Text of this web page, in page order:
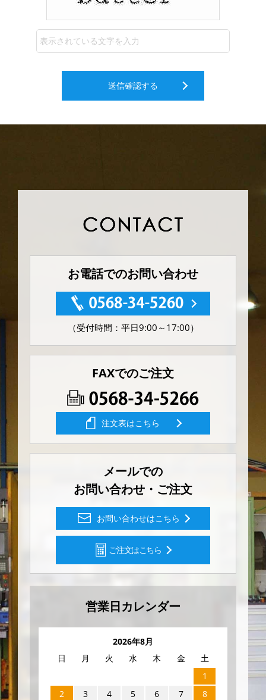
お電話でのお問い合わせ
（受付時間：平日9:00～17:00）
FAXでのご注文
注文表はこちら
メールでの
お問い合わせ・ご注文
お問い合わせはこちら
ご注文はこちら
営業日カレンダー
2026年8月
日
月 火 水 木 金
土
1
2
3 4 5 6 7
8